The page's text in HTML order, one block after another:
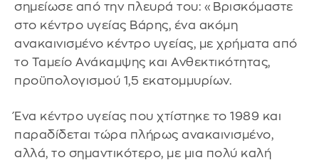
σημείωσε από την πλευρά του: «Βρισκόμαστε
στο κέντρο υγείας Βάρης, ένα ακόμη
ανακαινισμένο κέντρο υγείας, με χρήματα από
το Ταμείο Ανάκαμψης και Ανθεκτικότητας,
προϋπολογισμού 1,5 εκατομμυρίων.
Ένα κέντρο υγείας που χτίστηκε το 1989 και
παραδίδεται τώρα πλήρως ανακαινισμένο,
αλλά, το σημαντικότερο, με μια πολύ καλή